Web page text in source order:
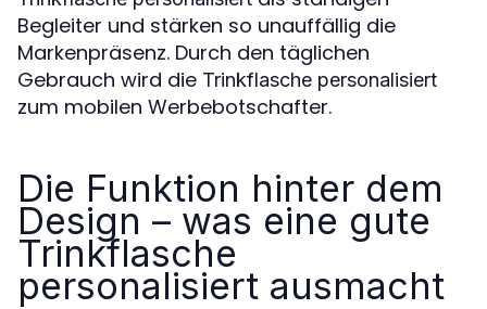
Begleiter und stärken so unauffällig die
Markenpräsenz. Durch den täglichen
Gebrauch wird die Trinkflasche personalisiert
zum mobilen Werbebotschafter.
Die Funktion hinter dem
Design – was eine gute
Trinkflasche
personalisiert ausmacht